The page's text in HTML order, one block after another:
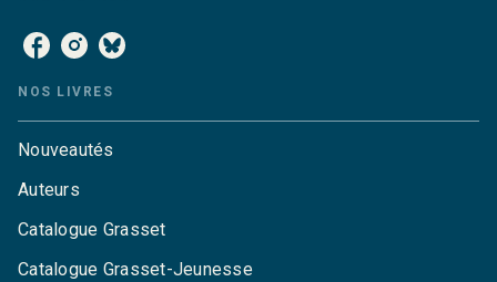
NOS LIVRES
Nouveautés
Auteurs
Catalogue Grasset
Catalogue Grasset-Jeunesse